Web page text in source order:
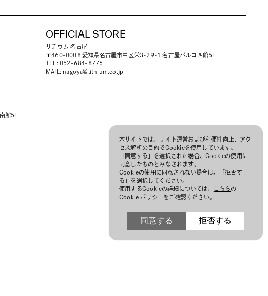
OFFICIAL STORE
リチウム 名古屋
〒460-0008 愛知県名古屋市中区栄3-29-1 名古屋パルコ西館5F
TEL: 052-684-8776
MAIL: nagoya@lithium.co.jp
館5F
本サイトでは、サイト運営および利便性向上、アク
セス解析の目的でCookieを使用しています。
「同意する」を選択された場合、Cookieの使用に
同意したものとみなされます。
Cookieの使用に同意されない場合は、「拒否す
る」を選択してください。
使用するCookieの詳細については、
こちらの
Cookie ポリシーをご確認ください。
同意する 拒否する